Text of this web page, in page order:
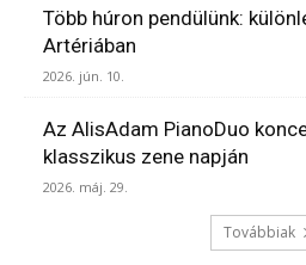
Több húron pendülünk:
Artériában
2026. jún. 10.
Az AlisAdam PianoDuo
klasszikus zene napján
2026. máj. 29.
Továbbiak